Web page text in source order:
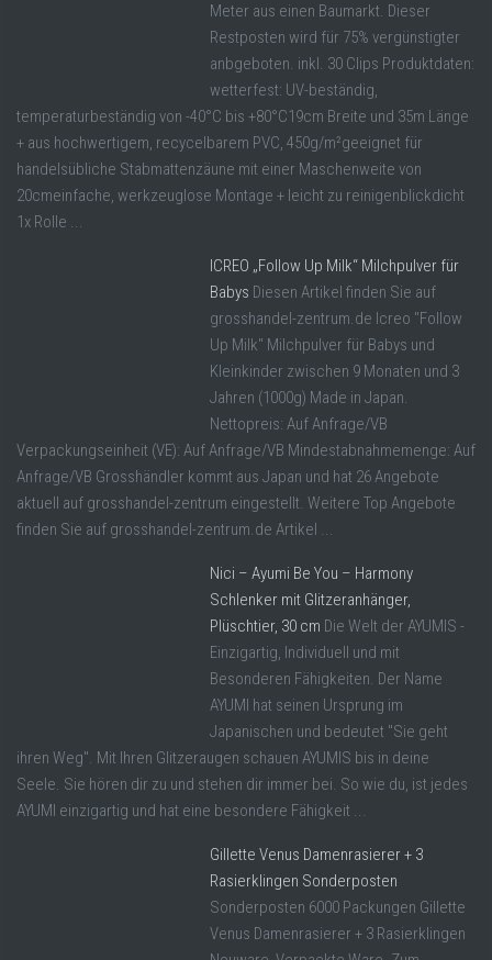
Meter aus einen Baumarkt. Dieser
Restposten wird für 75% vergünstigter
anbgeboten. inkl. 30 Clips Produktdaten:
wetterfest: UV-beständig,
temperaturbeständig von -40°C bis +80°C19cm Breite und 35m Länge
+ aus hochwertigem, recycelbarem PVC, 450g/m²geeignet für
handelsübliche Stabmattenzäune mit einer Maschenweite von
20cmeinfache, werkzeuglose Montage + leicht zu reinigenblickdicht
1x Rolle ...
ICREO „Follow Up Milk“ Milchpulver für
Babys Diesen Artikel finden Sie auf
grosshandel-zentrum.de Icreo "Follow
Up Milk" Milchpulver für Babys und
Kleinkinder zwischen 9 Monaten und 3
Jahren (1000g) Made in Japan.
Nettopreis: Auf Anfrage/VB
Verpackungseinheit (VE): Auf Anfrage/VB Mindestabnahmemenge: Auf
Anfrage/VB Grosshändler kommt aus Japan und hat 26 Angebote
aktuell auf grosshandel-zentrum eingestellt. Weitere Top Angebote
finden Sie auf grosshandel-zentrum.de Artikel ...
Nici – Ayumi Be You – Harmony
Schlenker mit Glitzeranhänger,
Plüschtier, 30 cm Die Welt der AYUMIS -
Einzigartig, Individuell und mit
Besonderen Fähigkeiten. Der Name
AYUMI hat seinen Ursprung im
Japanischen und bedeutet "Sie geht
ihren Weg". Mit Ihren Glitzeraugen schauen AYUMIS bis in deine
Seele. Sie hören dir zu und stehen dir immer bei. So wie du, ist jedes
AYUMI einzigartig und hat eine besondere Fähigkeit ...
Gillette Venus Damenrasierer + 3
Rasierklingen Sonderposten
Sonderposten 6000 Packungen Gillette
Venus Damenrasierer + 3 Rasierklingen